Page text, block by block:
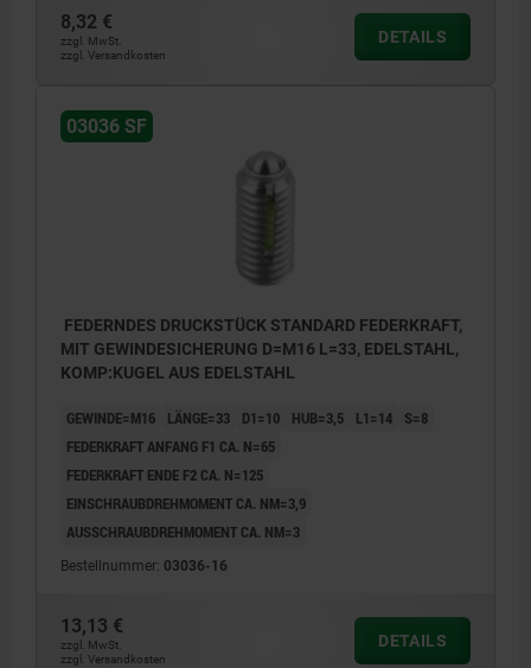
8,32 €
zzgl. MwSt.
zzgl. Versandkosten
DETAILS
03036 SF
FEDERNDES DRUCKSTÜCK STANDARD FEDERKRAFT,
MIT GEWINDESICHERUNG D=M16 L=33, EDELSTAHL,
KOMP:KUGEL AUS EDELSTAHL
GEWINDE=M16 LÄNGE=33 D1=10 HUB=3,5 L1=14
S=8
FEDERKRAFT ANFANG F1 CA. N=65
FEDERKRAFT ENDE F2 CA. N=125
EINSCHRAUBDREHMOMENT CA. NM=3,9
AUSSCHRAUBDREHMOMENT CA. NM=3
Bestellnummer: 03036-16
13,13 €
zzgl. MwSt.
zzgl. Versandkosten
DETAILS